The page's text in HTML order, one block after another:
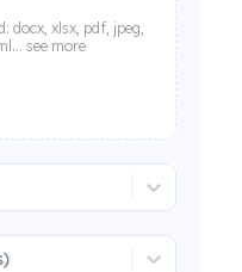
docx, xlsx, pdf, jpeg,
see more